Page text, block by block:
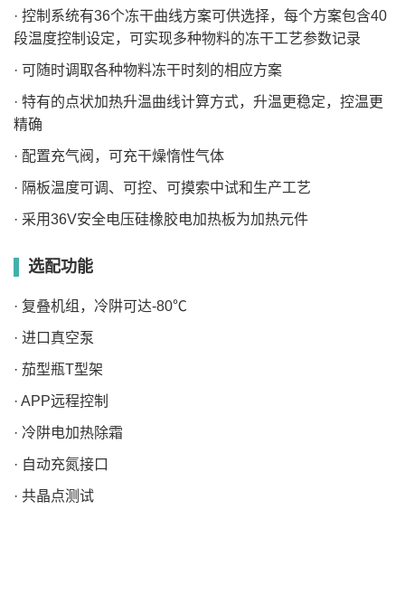
· 控制系统有36个冻干曲线方案可供选择，每个方案包含40
段温度控制设定，可实现多种物料的冻干工艺参数记录
· 可随时调取各种物料冻干时刻的相应方案
· 特有的点状加热升温曲线计算方式，升温更稳定，控温更
精确
· 配置充气阀，可充干燥惰性气体
· 隔板温度可调、可控、可摸索中试和生产工艺
· 采用36V安全电压硅橡胶电加热板为加热元件
选配功能
· 复叠机组，冷阱可达-80℃
· 进口真空泵
· 茄型瓶T型架
· APP远程控制
· 冷阱电加热除霜
· 自动充氮接口
· 共晶点测试